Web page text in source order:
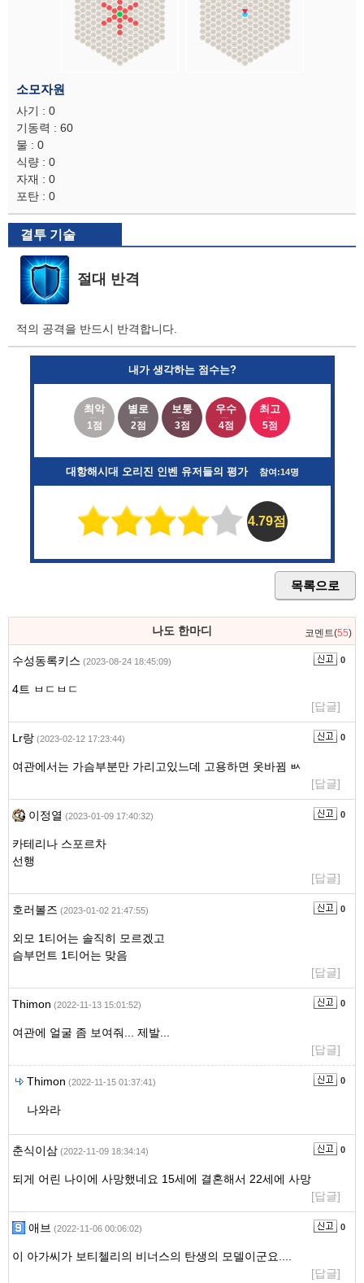
소모자원
사기 : 0
기동력 : 60
물 : 0
식량 : 0
자재 : 0
포탄 : 0
결투 기술
절대 반격
적의 공격을 반드시 반격합니다.
내가 생각하는 점수는?
최악
1점
별로
2점
보통
3점
우수
4점
최고
5점
대항해시대 오리진 인벤 유저들의 평가 참여:14명
4.79점
목록으로
나도 한마디 코멘트(55)
수성동록키스 (2023-08-24 18:45:09) 0
4트 ㅂㄷㅂㄷ
[답글]
Lr랑 (2023-02-12 17:23:44) 0
여관에서는 가슴부분만 가리고있느데 고용하면 옷바뀜 ㅄ
[답글]
이정열 (2023-01-09 17:40:32) 0
카테리나 스포르차
선행
[답글]
호러볼즈 (2023-01-02 21:47:55) 0
외모 1티어는 솔직히 모르겠고
슴부먼트 1티어는 맞음
[답글]
Thimon (2022-11-13 15:01:52) 0
여관에 얼굴 좀 보여줘... 제발...
[답글]
Thimon (2022-11-15 01:37:41) 0
나와라
춘식이삼 (2022-11-09 18:34:14) 0
되게 어린 나이에 사망했네요 15세에 결혼해서 22세에 사망
[답글]
애브 (2022-11-06 00:06:02) 0
이 아가씨가 보티첼리의 비너스의 탄생의 모델이군요....
[답글]